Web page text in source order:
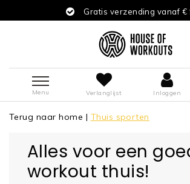
Gratis verzending vanaf €
Menu Verlanglijst Inloggen
Terug naar home | Thuis sporten
Alles voor een
workout thuis!